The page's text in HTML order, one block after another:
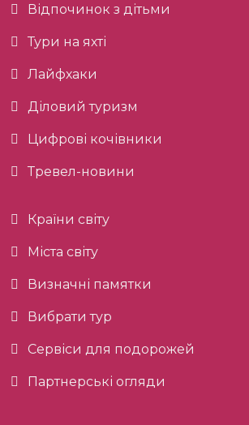
Відпочинок з дітьми
Тури на яхті
Лайфхаки
Діловий туризм
Цифрові кочівники
Тревел-новини
Країни світу
Міста світу
Визначні памятки
Вибрати тур
Сервіси для подорожей
Партнерські огляди